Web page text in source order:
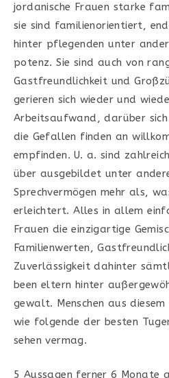
jordanische Frauen starke
sie sind familienorientiert,
hinter pflegenden unter
potenz. Sie sind auch von
Gastfreundlichkeit und
gerieren sich wieder und
Arbeitsaufwand, darüber
die Gefallen finden an
empfinden. U. a. sind
über ausgebildet unter
Sprechvermögen mehr als,
erleichtert. Alles in allem
Frauen die einzigartige
Familienwerten,
Zuverlässigkeit dahinter
been eltern hinter
gewalt. Menschen aus
wie folgende der besten
sehen vermag.
5 Aussagen ferner 6 Monate